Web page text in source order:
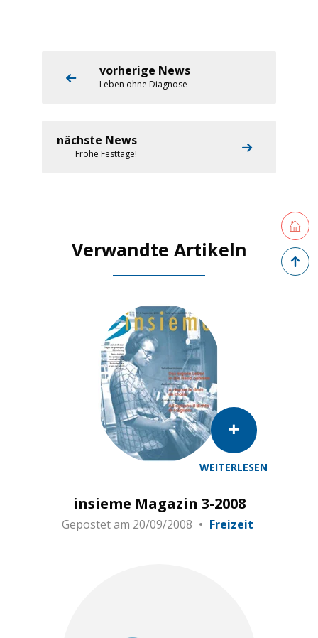
vorherige News
Leben ohne Diagnose
nächste News
Frohe Festtage!
Verwandte Artikeln
WEITERLESEN
insieme Magazin 3-2008
Gepostet am 20/09/2008 Freizeit
Zurück